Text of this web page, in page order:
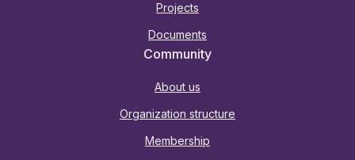
Projects
Documents
Community
About us
Organization structure
Membership